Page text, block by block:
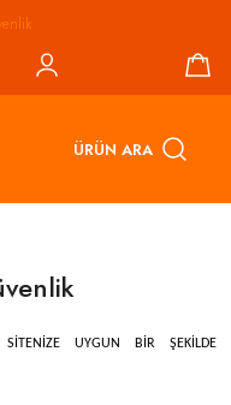
ÜRÜN ARA
UYGUN BİR ŞEKİLDE